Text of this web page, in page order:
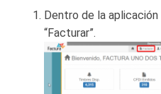
Dentro de la
“Facturar”.